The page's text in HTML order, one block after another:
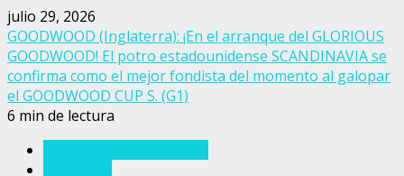
julio 29, 2026
GOODWOOD (Inglaterra): ¡En el arranque del GLORIOUS
GOODWOOD! El potro estadounidense SCANDINAVIA se
confirma como el mejor fondista del momento al galopar
el GOODWOOD CUP S. (G1)
6 min de lectura